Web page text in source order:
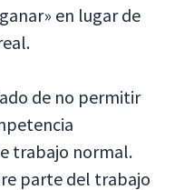
en lugar de
de no permitir
trabajo normal.
parte del trabajo